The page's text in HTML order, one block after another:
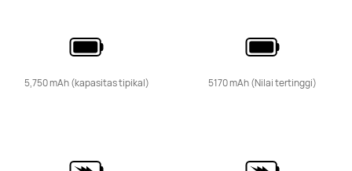
HUAWEI Pura 80
Pelajari lebih lanjut
5,750 mAh (kapasitas tipikal) 5170 mAh (Nilai tertinggi)